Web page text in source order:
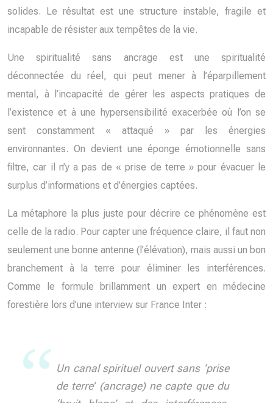
solides. Le résultat est une structure instable, fragile et
incapable de résister aux tempêtes de la vie.
Une spiritualité sans ancrage est une spiritualité
déconnectée du réel, qui peut mener à l’éparpillement
mental, à l’incapacité de gérer les aspects pratiques de
l’existence et à une hypersensibilité exacerbée où l’on se
sent constamment « attaqué » par les énergies
environnantes. On devient une éponge émotionnelle sans
filtre, car il n’y a pas de « prise de terre » pour évacuer le
surplus d’informations et d’énergies captées.
La métaphore la plus juste pour décrire ce phénomène est
celle de la radio. Pour capter une fréquence claire, il faut non
seulement une bonne antenne (l’élévation), mais aussi un bon
branchement à la terre pour éliminer les interférences.
Comme le formule brillamment un expert en médecine
forestière lors d’une interview sur France Inter :
Un canal spirituel ouvert sans ‘prise
de terre’ (ancrage) ne capte que du